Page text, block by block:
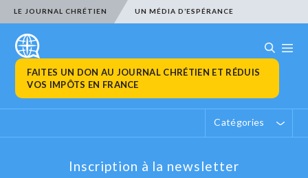
LE JOURNAL CHRÉTIEN UN MÉDIA D’ESPÉRANCE
FAITES UN DON AU JOURNAL CHRÉTIEN ET RÉDUIS
VOS IMPÔTS EN FRANCE
Catégories
Inscription à la newsletter